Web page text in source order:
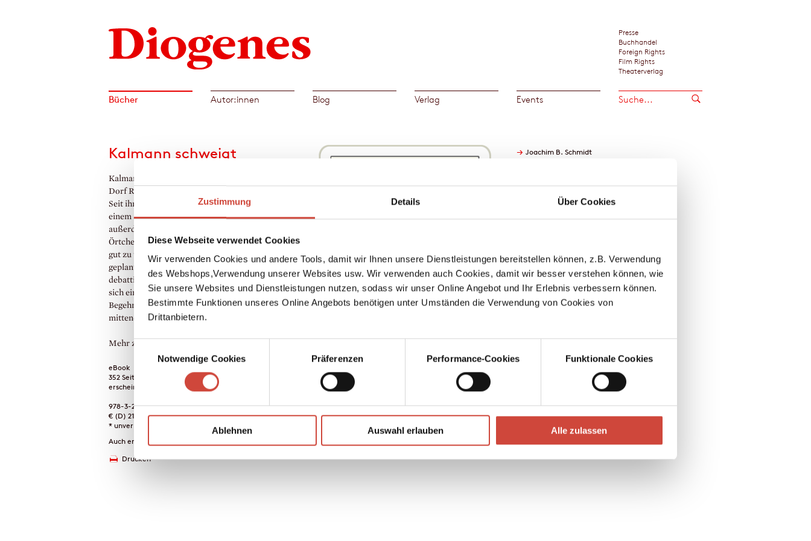
Zustimmung Details Über Cookies
Diese Webseite verwendet Cookies
Wir verwenden Cookies und andere Tools, damit wir Ihnen unsere Dienstleistungen bereitstellen können, z.B. Verwendung
des Webshops,Verwendung unserer Websites usw. Wir verwenden auch Cookies, damit wir besser verstehen können, wie
Sie unsere Websites und Dienstleistungen nutzen, sodass wir unser Online Angebot und Ihr Erlebnis verbessern können.
Bestimmte Funktionen unseres Online Angebots benötigen unter Umständen die Verwendung von Cookies von
Drittanbietern.
Einwilligungsauswahl
Notwendige Cookies
Präferenzen Performance-Cookies Funktionale Cookies
Ablehnen Auswahl erlauben Alle zulassen
Presse
Buchhandel
Foreign Rights
Film Rights
Theaterverlag
Bücher Autor:innen Blog Verlag Events
Vorbestellen
Kalmann schweigt
Kalmann ist ein liebenswerter Sonderling im
Dorf Raufarhöfn hoch im rauen Norden Islands.
Seit ihm sein Vater einmal einen Cowboyhut mit
einem Sheriffstern geschenkt hat, ist er
außerdem der selbst ernannte Sheriff des
Örtchens. Und als solcher hat er wieder einmal
gut zu tun: Während man im Ort über die
geplante Lachszucht der Norweger heiß
debattiert, entdeckt er eine alte Blechkiste, in der
sich ein ganzer Haufen Geld befindet. Das weckt
Begehrlichkeiten, und schon ist Kalmann
mittendrin in einem undurchsichtigen Spiel.
Mehr zum Inhalt
eBook
352 Seiten (Printausgabe)
erscheint am 23. September 2026
978-3-257-61639-2
€ (D) 21.99 / sFr 28.00* / € (A) 21.99
* unverb. Preisempfehlung
Auch erhältlich als
Drucken
→ Joachim B. Schmidt